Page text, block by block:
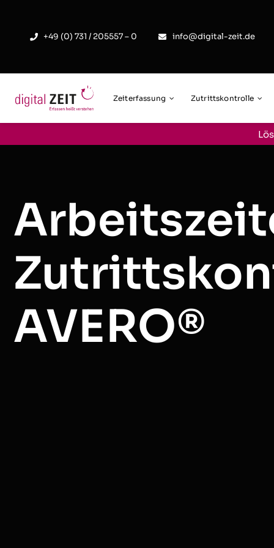
content
+49 (0) 731 / 205557 – 0 info@digital-zeit.de
Zeiterfassung Zutrittskontrolle
AVERO®